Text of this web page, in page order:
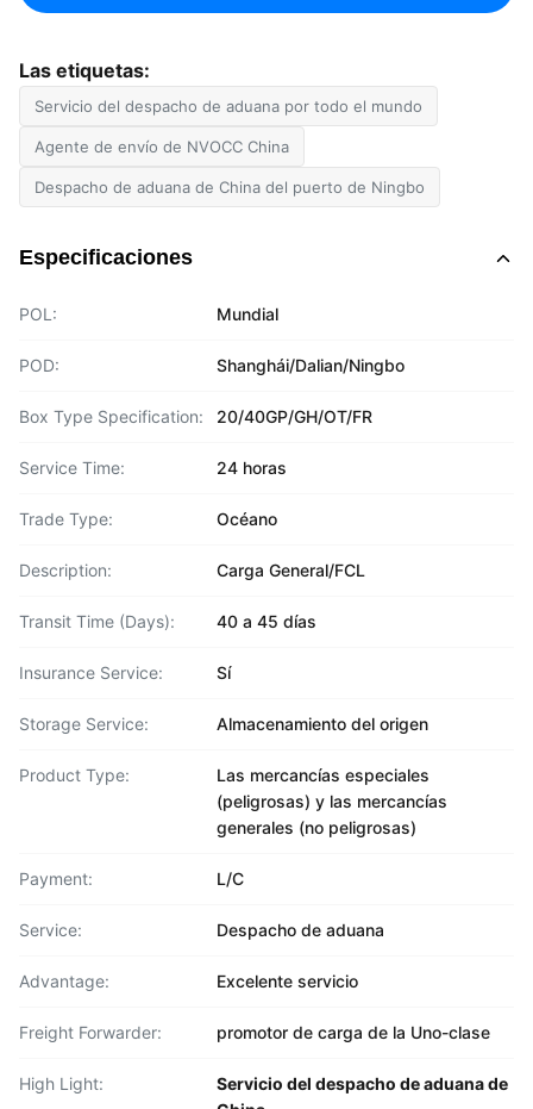
Las etiquetas:
Servicio del despacho de aduana por todo el mundo
Agente de envío de NVOCC China
Despacho de aduana de China del puerto de Ningbo
Especificaciones
POL: Mundial
POD: Shanghái/Dalian/Ningbo
Box Type Specification: 20/40GP/GH/OT/FR
Service Time: 24 horas
Trade Type: Océano
Description: Carga General/FCL
Transit Time (Days): 40 a 45 días
Insurance Service: Sí
Storage Service: Almacenamiento del origen
Product Type:
Las mercancías especiales
(peligrosas) y las mercancías
generales (no peligrosas)
Payment: L/C
Service: Despacho de aduana
Advantage: Excelente servicio
Freight Forwarder: promotor de carga de la Uno-clase
High Light:
Servicio del despacho de aduana de